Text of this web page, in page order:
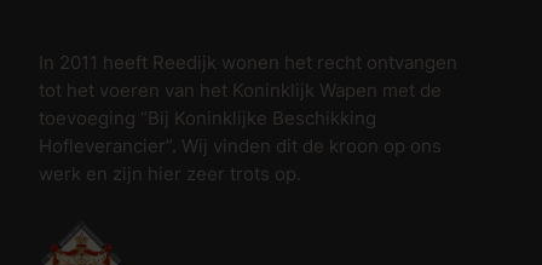
In 2011 heeft Reedijk wonen het recht ontvangen
tot het voeren van het Koninklijk Wapen met de
toevoeging “Bij Koninklijke Beschikking
Hofleverancier”. Wij vinden dit de kroon op ons
werk en zijn hier zeer trots op.